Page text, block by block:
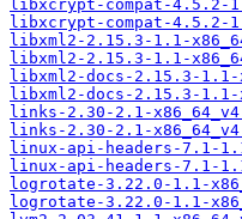
libxcrypt-compat-4.5.2-
libxcrypt-compat-4.5.2-
libxml2-2.15.3-1.1-
libxml2-2.15.3-1.1-
libxml2-docs-2.15.3-
libxml2-docs-2.15.3-
links-2.30-2.1-
links-2.30-2.1-
linux-api-headers-7.1-
linux-api-headers-7.1-
logrotate-3.22.0-1.1-
logrotate-3.22.0-1.1-